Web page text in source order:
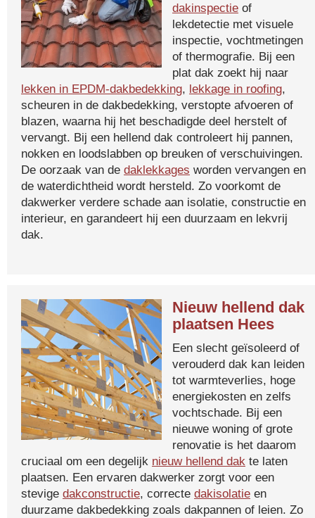
dakinspectie of
lekdetectie met visuele
inspectie, vochtmetingen
of thermografie. Bij een
plat dak zoekt hij naar
lekken in EPDM-dakbedekking, lekkage in roofing,
scheuren in de dakbedekking, verstopte afvoeren of
blazen, waarna hij het beschadigde deel herstelt of
vervangt. Bij een hellend dak controleert hij pannen,
nokken en loodslabben op breuken of verschuivingen.
De oorzaak van de daklekkages worden vervangen en
de waterdichtheid wordt hersteld. Zo voorkomt de
dakwerker verdere schade aan isolatie, constructie en
interieur, en garandeert hij een duurzaam en lekvrij
dak.
Nieuw hellend dak
plaatsen Hees
Een slecht geïsoleerd of
verouderd dak kan leiden
tot warmteverlies, hoge
energiekosten en zelfs
vochtschade. Bij een
nieuwe woning of grote
renovatie is het daarom
cruciaal om een degelijk nieuw hellend dak te laten
plaatsen. Een ervaren dakwerker zorgt voor een
stevige dakconstructie, correcte dakisolatie en
duurzame dakbedekking zoals dakpannen of leien. Zo